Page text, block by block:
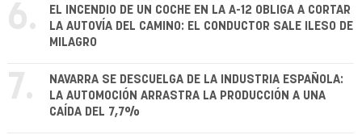
6.
EL INCENDIO DE UN COCHE EN LA A-12 OBLIGA A CORTAR
LA AUTOVÍA DEL CAMINO: EL CONDUCTOR SALE ILESO DE
MILAGRO
7.
NAVARRA SE DESCUELGA DE LA INDUSTRIA ESPAÑOLA:
LA AUTOMOCIÓN ARRASTRA LA PRODUCCIÓN A UNA
CAÍDA DEL 7,7%